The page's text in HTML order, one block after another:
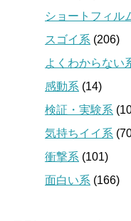
ショートフィル
スゴイ系 (206)
よくわからない
感動系 (14)
検証・実験系
気持ちイイ系
衝撃系 (101)
面白い系 (166)